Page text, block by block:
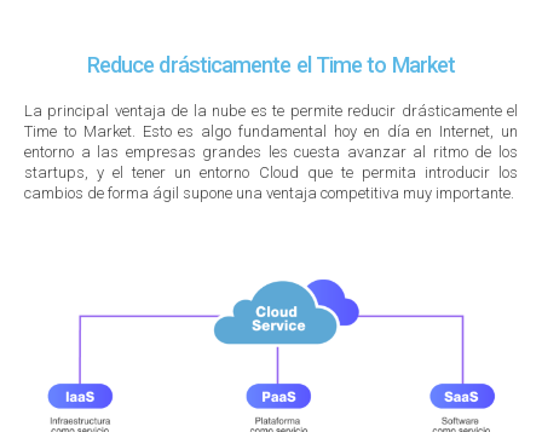
Reduce drásticamente el Time to Market
La principal ventaja de la nube es te permite reducir drásticamente el
Time to Market. Esto es algo fundamental hoy en día en Internet, un
entorno a las empresas grandes les cuesta avanzar al ritmo de los
startups, y el tener un entorno Cloud que te permita introducir los
cambios de forma ágil supone una ventaja competitiva muy importante.